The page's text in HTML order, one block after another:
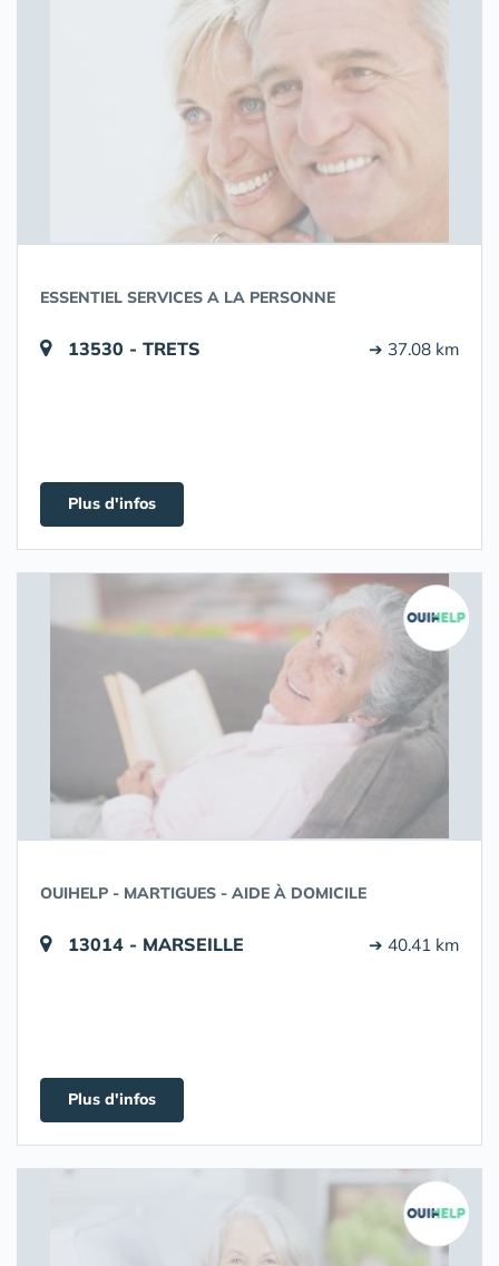
ESSENTIEL SERVICES A LA PERSONNE
13530 - TRETS ➔ 37.08 km
Plus d'infos
OUIHELP - MARTIGUES - AIDE À DOMICILE
13014 - MARSEILLE ➔ 40.41 km
Plus d'infos